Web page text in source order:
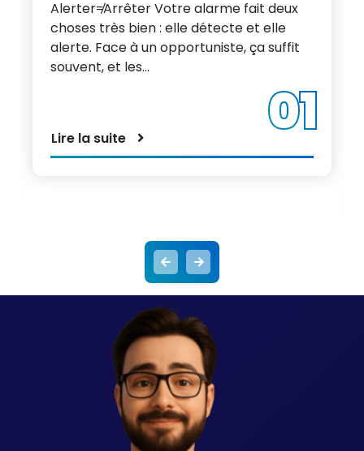
Alerter≠Arrêter Votre alarme fait deux
choses très bien : elle détecte et elle
alerte. Face à un opportuniste, ça suffit
souvent, et les…
Lire la suite 01